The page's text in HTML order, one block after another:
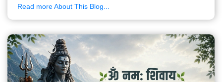
Read more About This Blog...